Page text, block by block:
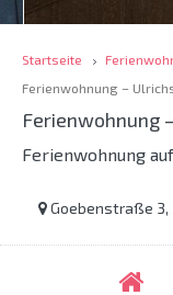
Startseite
Ferienwohnung –
Ferienwohnung
Ferienwohnung
Goebenstraße 3,